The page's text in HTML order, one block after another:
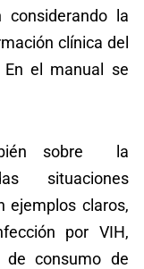
la
clínica del
el manual se
sobre la
situaciones
ejemplos claros,
por VIH,
de consumo de